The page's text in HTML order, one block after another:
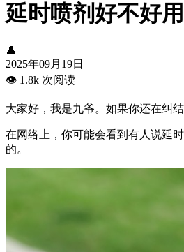
延时喷剂好不好
👤
2025年09月19日
👁️ 1.8k 次阅读
大家好，我是九爷。如果你还在纠
在网络上，你可能会看到有人说延
的。